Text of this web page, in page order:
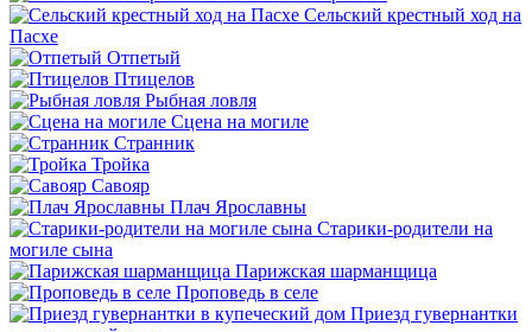
Сельский крестный ход на
Пасхе
Отпетый
Птицелов
Рыбная ловля
Сцена на могиле
Странник
Тройка
Савояр
Плач Ярославны
Старики-родители на
могиле сына
Парижская шарманщица
Проповедь в селе
Приезд гувернантки